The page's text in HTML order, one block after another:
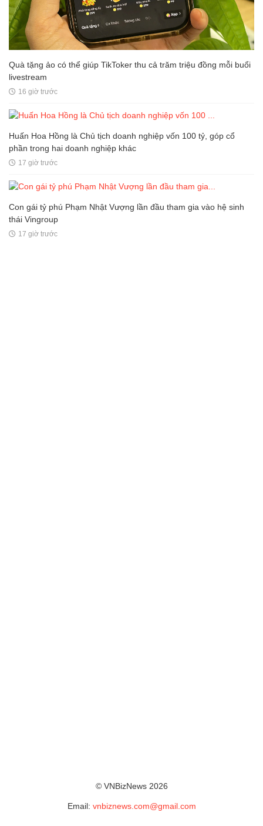
Quà tặng ảo có thể giúp TikToker thu cả trăm triệu đồng mỗi buổi
livestream
16 giờ trước
Huấn Hoa Hồng là Chủ tịch doanh nghiệp vốn 100 tỷ, góp cổ
phần trong hai doanh nghiệp khác
17 giờ trước
Con gái tỷ phú Phạm Nhật Vượng lần đầu tham gia vào hệ sinh
thái Vingroup
17 giờ trước
© VNBizNews 2026
Email: vnbiznews.com@gmail.com